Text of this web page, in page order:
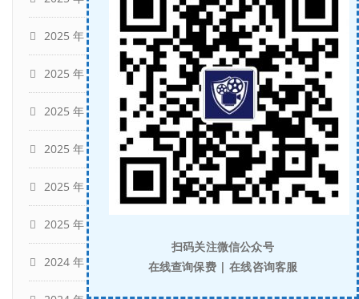
2025 年 6 月 (15)
2025 年 5 月 (14)
2025 年 4 月 (16)
2025 年 3 月 (7)
2025 年 2 月
2025 年 1 月
2024 年 12 月
扫码关注微信公众号
在线查询保费 | 在线咨询客服